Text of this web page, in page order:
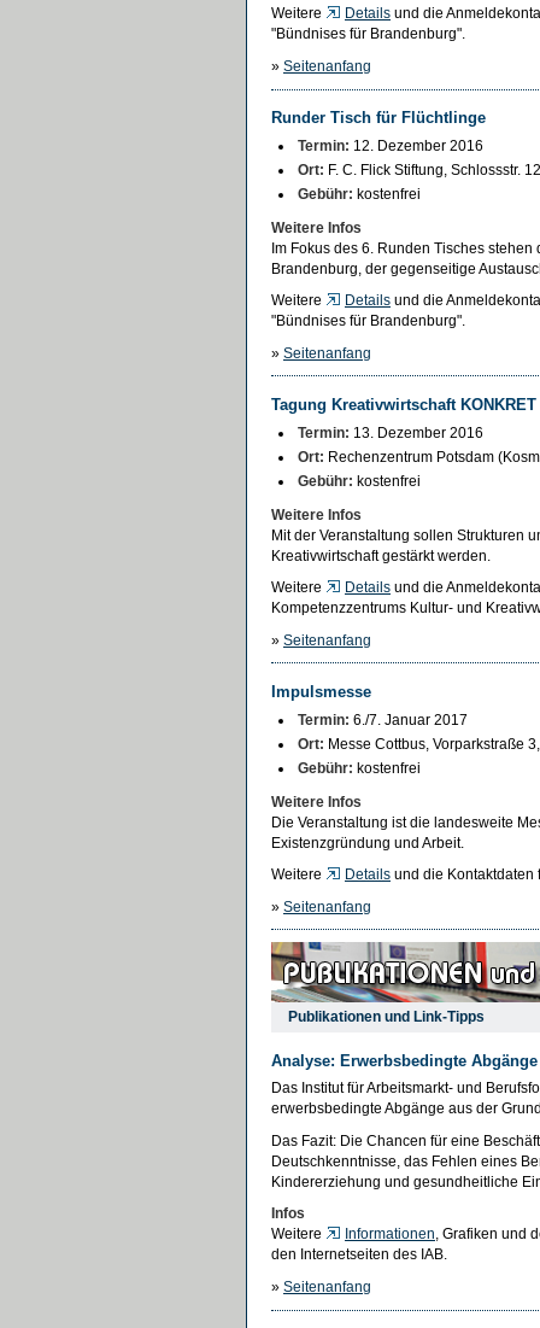
Weitere Details und die
"Bündnises für Brandenburg".
» Seitenanfang
Runder Tisch für Flüchtlinge
Termin: 12. Dezember 2016
Ort: F. C. Flick Stiftung, Schlossstr.
Gebühr: kostenfrei
Weitere Infos
Im Fokus des 6. Runden Tisches
Brandenburg, der gegenseitige
Weitere
Details und die
"Bündnises für Brandenburg".
» Seitenanfang
Tagung Kreativwirtschaft KONKRET
Termin: 13. Dezember 2016
Ort: Rechenzentrum Potsdam
Gebühr: kostenfrei
Weitere Infos
Mit der Veranstaltung sollen Strukturen
Kreativwirtschaft gestärkt werden.
Weitere
Details und die
Kompetenzzentrums Kultur- und
» Seitenanfang
Impulsmesse
Termin: 6./7. Januar 2017
Ort: Messe Cottbus, Vorparkstraße
Gebühr: kostenfrei
Weitere Infos
Die Veranstaltung ist die landesweite
Existenzgründung und Arbeit.
Weitere
Details und die Kontaktdaten
» Seitenanfang
Publikationen und Link-Tipps
Analyse: Erwerbsbedingte
Das Institut für Arbeitsmarkt- und
erwerbsbedingte Abgänge aus der
Das Fazit: Die Chancen für eine
Deutschkenntnisse, das Fehlen eines
Kindererziehung und gesundheitliche
Infos
Weitere
Informationen, Grafiken und
den Internetseiten des IAB.
» Seitenanfang